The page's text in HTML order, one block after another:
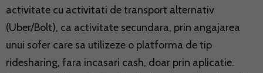
activitate cu activitati de transport alternativ
(Uber/Bolt), ca activitate secundara, prin angajarea
unui sofer care sa utilizeze o platforma de tip
ridesharing, fara incasari cash, doar prin aplicatie.